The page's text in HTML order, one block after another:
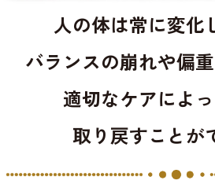
人の体は常に変化
バランスの崩れや偏重
適切なケアによ
取り戻すことが